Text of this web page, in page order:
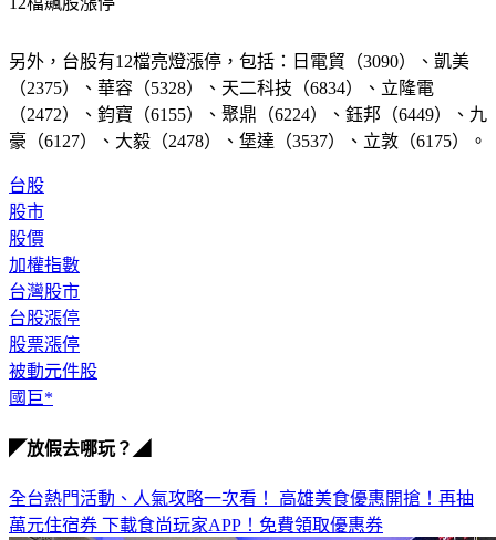
另外，台股有12檔亮燈漲停，包括：日電貿（3090）、凱美
（2375）、華容（5328）、天二科技（6834）、立隆電
（2472）、鈞寶（6155）、聚鼎（6224）、鈺邦（6449）、九
台股
股市
股價
加權指數
台灣股市
台股漲停
股票漲停
被動元件股
全台熱門活動、人氣攻略一次看！高雄美食優惠開搶！再抽